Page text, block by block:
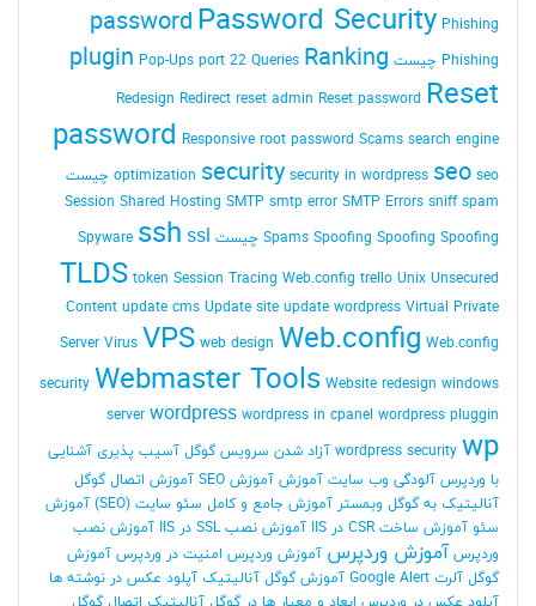
password Password Security Phishing
Phishing چیست
plugin Pop-Ups port 22 Queries Ranking
Redesign Redirect reset admin Reset password Reset
password Responsive root password Scams search engine
optimization security security in wordpress seo seo چیست
Session Shared Hosting SMTP smtp error SMTP Errors sniff spam
Spams Spoofing Spoofing Spoofing چیست Spyware ssh ssl
TLDS token Session Tracing Web.config trello Unix Unsecured
Content update cms Update site update wordpress Virtual Private
Server Virus VPS web design Web.config Web.config
security Webmaster Tools Website redesign windows
server wordpress wordpress in cpanel wordpress pluggin
wordpress security wp آزاد شدن سرویس گوگل آسیب پذیری آشنایی
با وردپرس آلودگی وب سایت آموزش آموزش SEO
آموزش اتصال گوگل
آنالیتیک به گوگل وبمستر آموزش جامع و کامل سئو سایت (SEO)
آموزش
سئو آموزش ساخت CSR در IIS آموزش نصب SSL در IIS
آموزش نصب
وردپرس آموزش وردپرس آموزش وردپرس امنیت در وردپرس آموزش
گوگل آلرت Google Alert
آموزش گوگل آنالیتیک آپلود عکس در نوشته ها